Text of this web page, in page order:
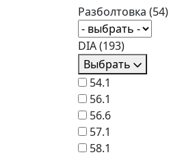
Разболтовка (54)
DIA(193)
Выбрать
54.1
56.1
56.6
57.1
58.1